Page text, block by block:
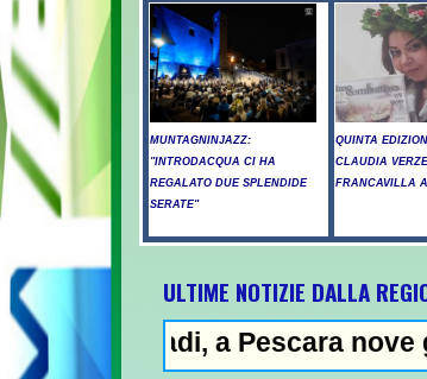
MUNTAGNINJAZZ:
"INTRODACQUA CI HA
REGALATO DUE SPLENDIDE
SERATE"
QUINTA
CLAUDIA
FRANCAVILLA
ULTIME NOTIZIE DALLA
Pescara nove giorni di